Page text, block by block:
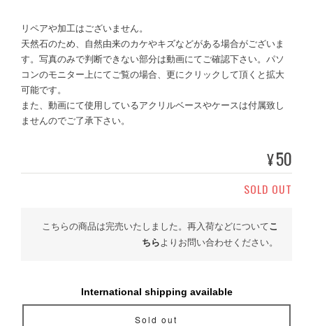
リペアや加工はございません。
天然石のため、自然由来のカケやキズなどがある場合がございま
す。写真のみで判断できない部分は動画にてご確認下さい。パソ
コンのモニター上にてご覧の場合、更にクリックして頂くと拡大
可能です。
また、動画にて使用しているアクリルベースやケースは付属致し
ませんのでご了承下さい。
¥50
SOLD OUT
こちらの商品は完売いたしました。再入荷などについてこ
ちらよりお問い合わせください。
International shipping available
Sold out